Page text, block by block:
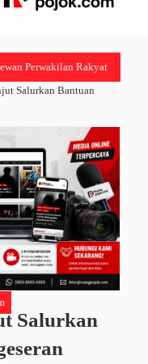
Perwakilan Rakyat
Salurkan Bantuan
Salurkan